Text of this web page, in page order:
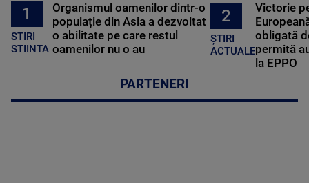
1
STIRI
STIINTA
Organismul oamenilor dintr-o
populație din Asia a dezvoltat
o abilitate pe care restul
oamenilor nu o au
2
ȘTIRI
ACTUALE
Victorie
obligată
permită
la EPPO
PARTENERI